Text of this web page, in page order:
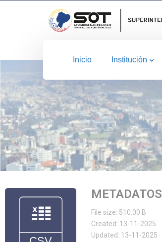
Inicio Institución
METADATOS
File size: 510.00 B
Created: 13-11-2025
Updated: 13-11-2025